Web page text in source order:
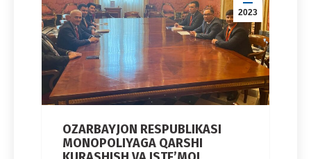
2023
OZARBAYJON RESPUBLIKASI
MONOPOLIYAGA QARSHI